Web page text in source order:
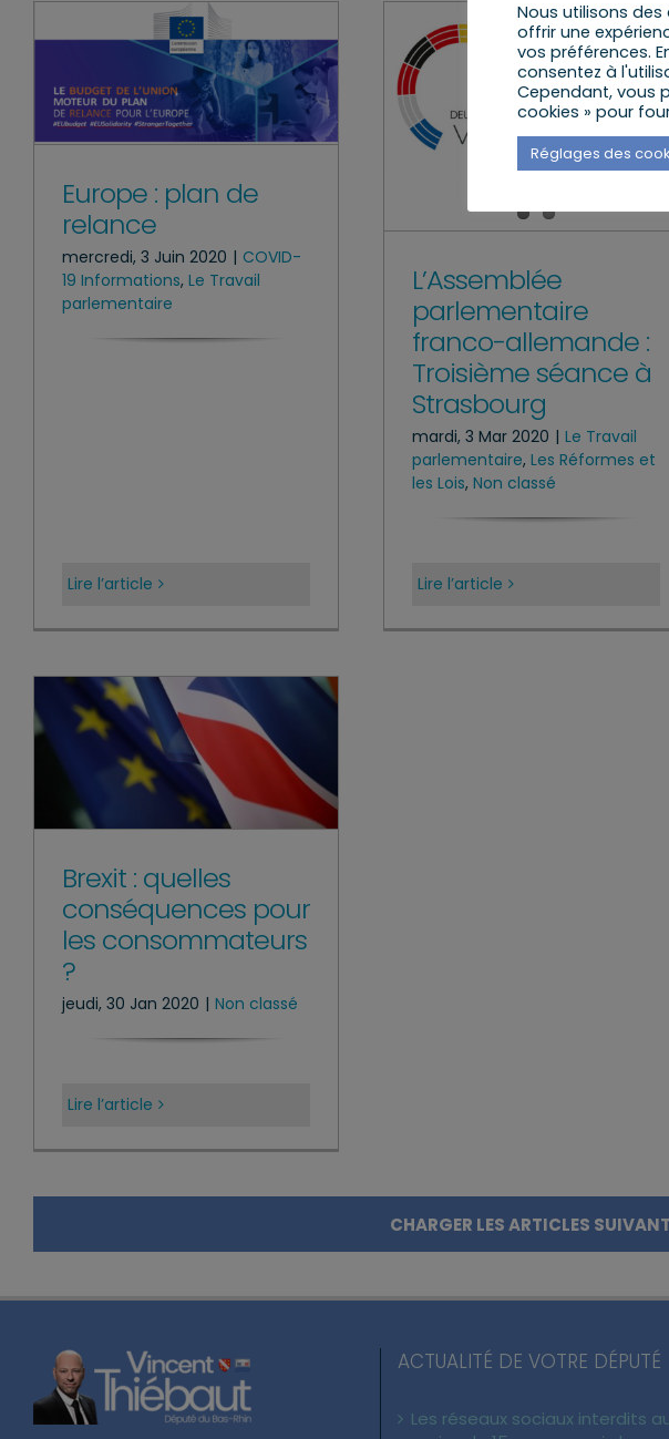
Europe : plan de
relance
mercredi, 3 Juin 2020 | COVID-
19 Informations, Le Travail
parlementaire
Lire l’article
L’Assemblée
parlementaire
franco-allemande :
Troisième séance à
Strasbourg
mardi, 3 Mar 2020 | Le Travail
parlementaire, Les Réformes et
les Lois, Non classé
Lire l’article
Brexit : quelles
conséquences pour
les consommateurs
?
jeudi, 30 Jan 2020 | Non classé
Lire l’article
CHARGER LES ARTICLES
ACTUALITÉ DE VOTRE DÉPUTÉ
Les réseaux sociaux interdits
Nous utilisons
offrir une
vos préférences.
consentez à
Cependant, vous
cookies » pour
Réglages des